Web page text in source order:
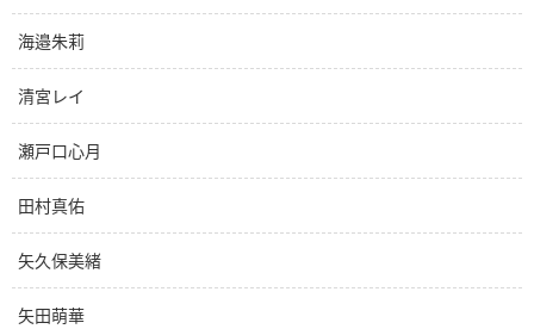
海邉朱莉
清宮レイ
瀬戸口心月
田村真佑
矢久保美緒
矢田萌華